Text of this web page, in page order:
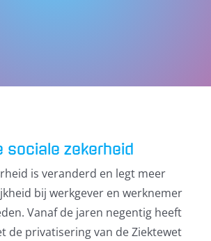
sociale zekerheid
is veranderd en legt meer
bij werkgever en werknemer
Vanaf de jaren negentig heeft
de privatisering van de Ziektewet